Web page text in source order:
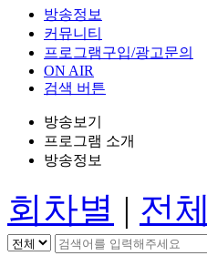
방송정보
커뮤니티
프로그램구입/광고문의
ON AIR
검색 버튼
방송보기
프로그램 소개
방송정보
회차별 | 전체